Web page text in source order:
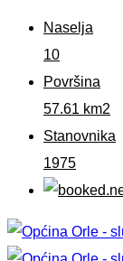
Naselja
10
Površina
57.61 km2
Stanovnika
1975